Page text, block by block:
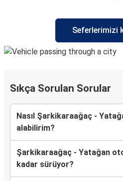
Seferlerimizi
Sıkça Sorulan Sorular
Nasıl Şarkikaraağaç -
alabilirim?
Şarkikaraağaç - Yatağan
kadar sürüyor?